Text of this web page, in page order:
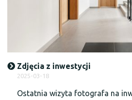
Zdjęcia z inwestycji
2025-03-18
Ostatnia wizyta fotografa na